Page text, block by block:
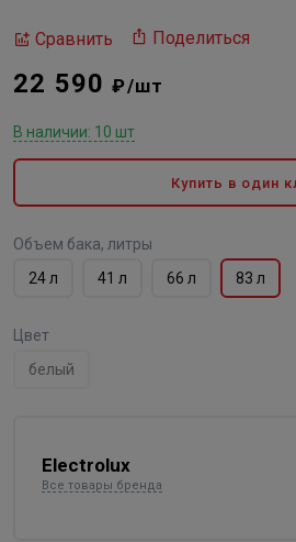
Сравнить Поделиться
22 590₽/шт
В наличии: 10 шт
Купить в один
Объем бака, литры
24 л
41 л 66 л 83 л
Цвет
белый
Electrolux
Все товары бренда